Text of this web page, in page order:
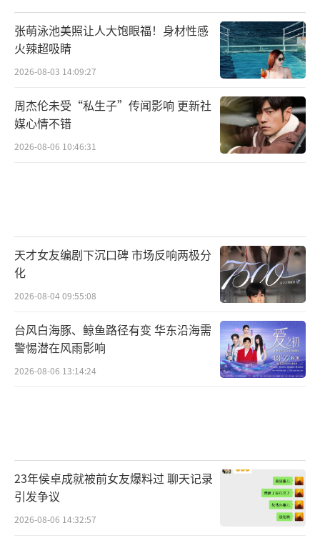
张萌泳池美照让人大饱眼福！身材性感
火辣超吸睛
2026-08-03 14:09:27
周杰伦未受“私生子”传闻影响 更新社
媒心情不错
2026-08-06 10:46:31
天才女友编剧下沉口碑 市场反响两极分
化
2026-08-04 09:55:08
台风白海豚、鲸鱼路径有变 华东沿海需
警惕潜在风雨影响
2026-08-06 13:14:24
23年侯卓成就被前女友爆料过 聊天记录
引发争议
2026-08-06 14:32:57